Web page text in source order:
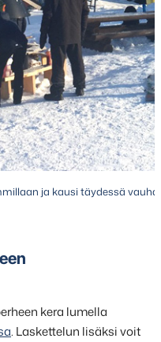
ja kausi täydessä
kera lumella
. Laskettelun lisäksi voit